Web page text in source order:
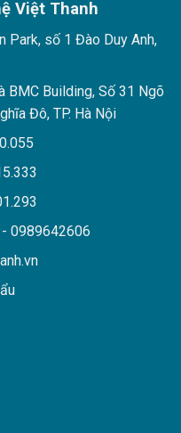
Việt Thanh
Park, số 1 Đào Duy Anh,
BMC Building, Số 31 Ngõ
Đô, TP. Hà Nội
0989642606